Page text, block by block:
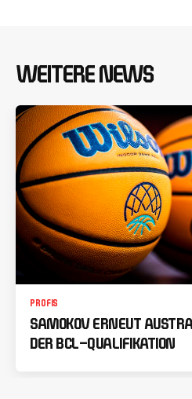
WEITERE NEWS
PROFIS
SAMOKOV ERNEUT
DER BCL-QUALIFIKATION